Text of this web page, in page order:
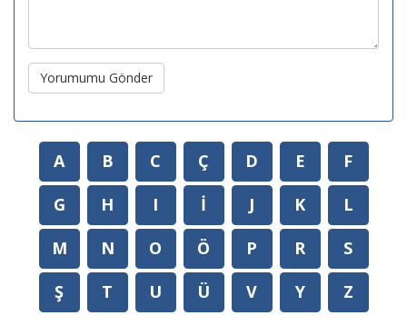
Yorumumu Gönder
A B C Ç D E
F
G
H I İ J K
L
M
N O Ö P R
S
Ş
T U Ü V Y Z